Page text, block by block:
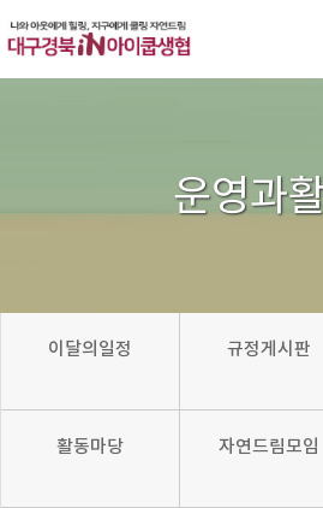
운영과
이달의일정 규정게시판
활동마당 자연드림모임